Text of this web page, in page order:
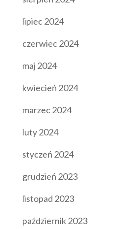
lipiec 2024
czerwiec 2024
maj 2024
kwiecień 2024
marzec 2024
luty 2024
styczeń 2024
grudzień 2023
listopad 2023
październik 2023